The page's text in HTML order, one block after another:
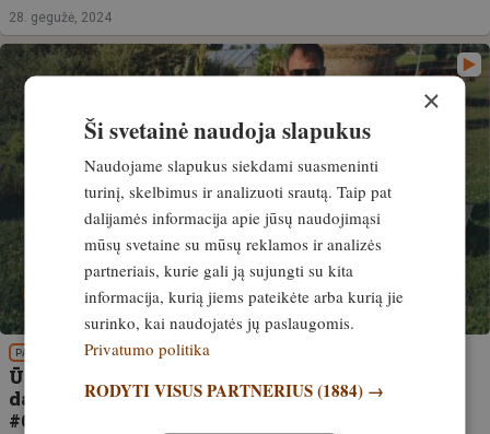
28. gegužė, 2024
PATIRTIS
Ūkininkas gauna leidimą sumedžioti vilką! Ar
dabar tai prasminga? Pokalbiai apie medžioklę
#67
×
Ši svetainė naudoja slapukus
Naudojame slapukus siekdami suasmeninti
turinį, skelbimus ir analizuoti srautą. Taip pat
dalijamės informacija apie jūsų naudojimąsi
mūsų svetaine su mūsų reklamos ir analizės
partneriais, kurie gali ją sujungti su kita
informacija, kurią jiems pateikėte arba kurią jie
surinko, kai naudojatės jų paslaugomis.
Privatumo politika
RODYTI VISUS PARTNERIUS(1884) →